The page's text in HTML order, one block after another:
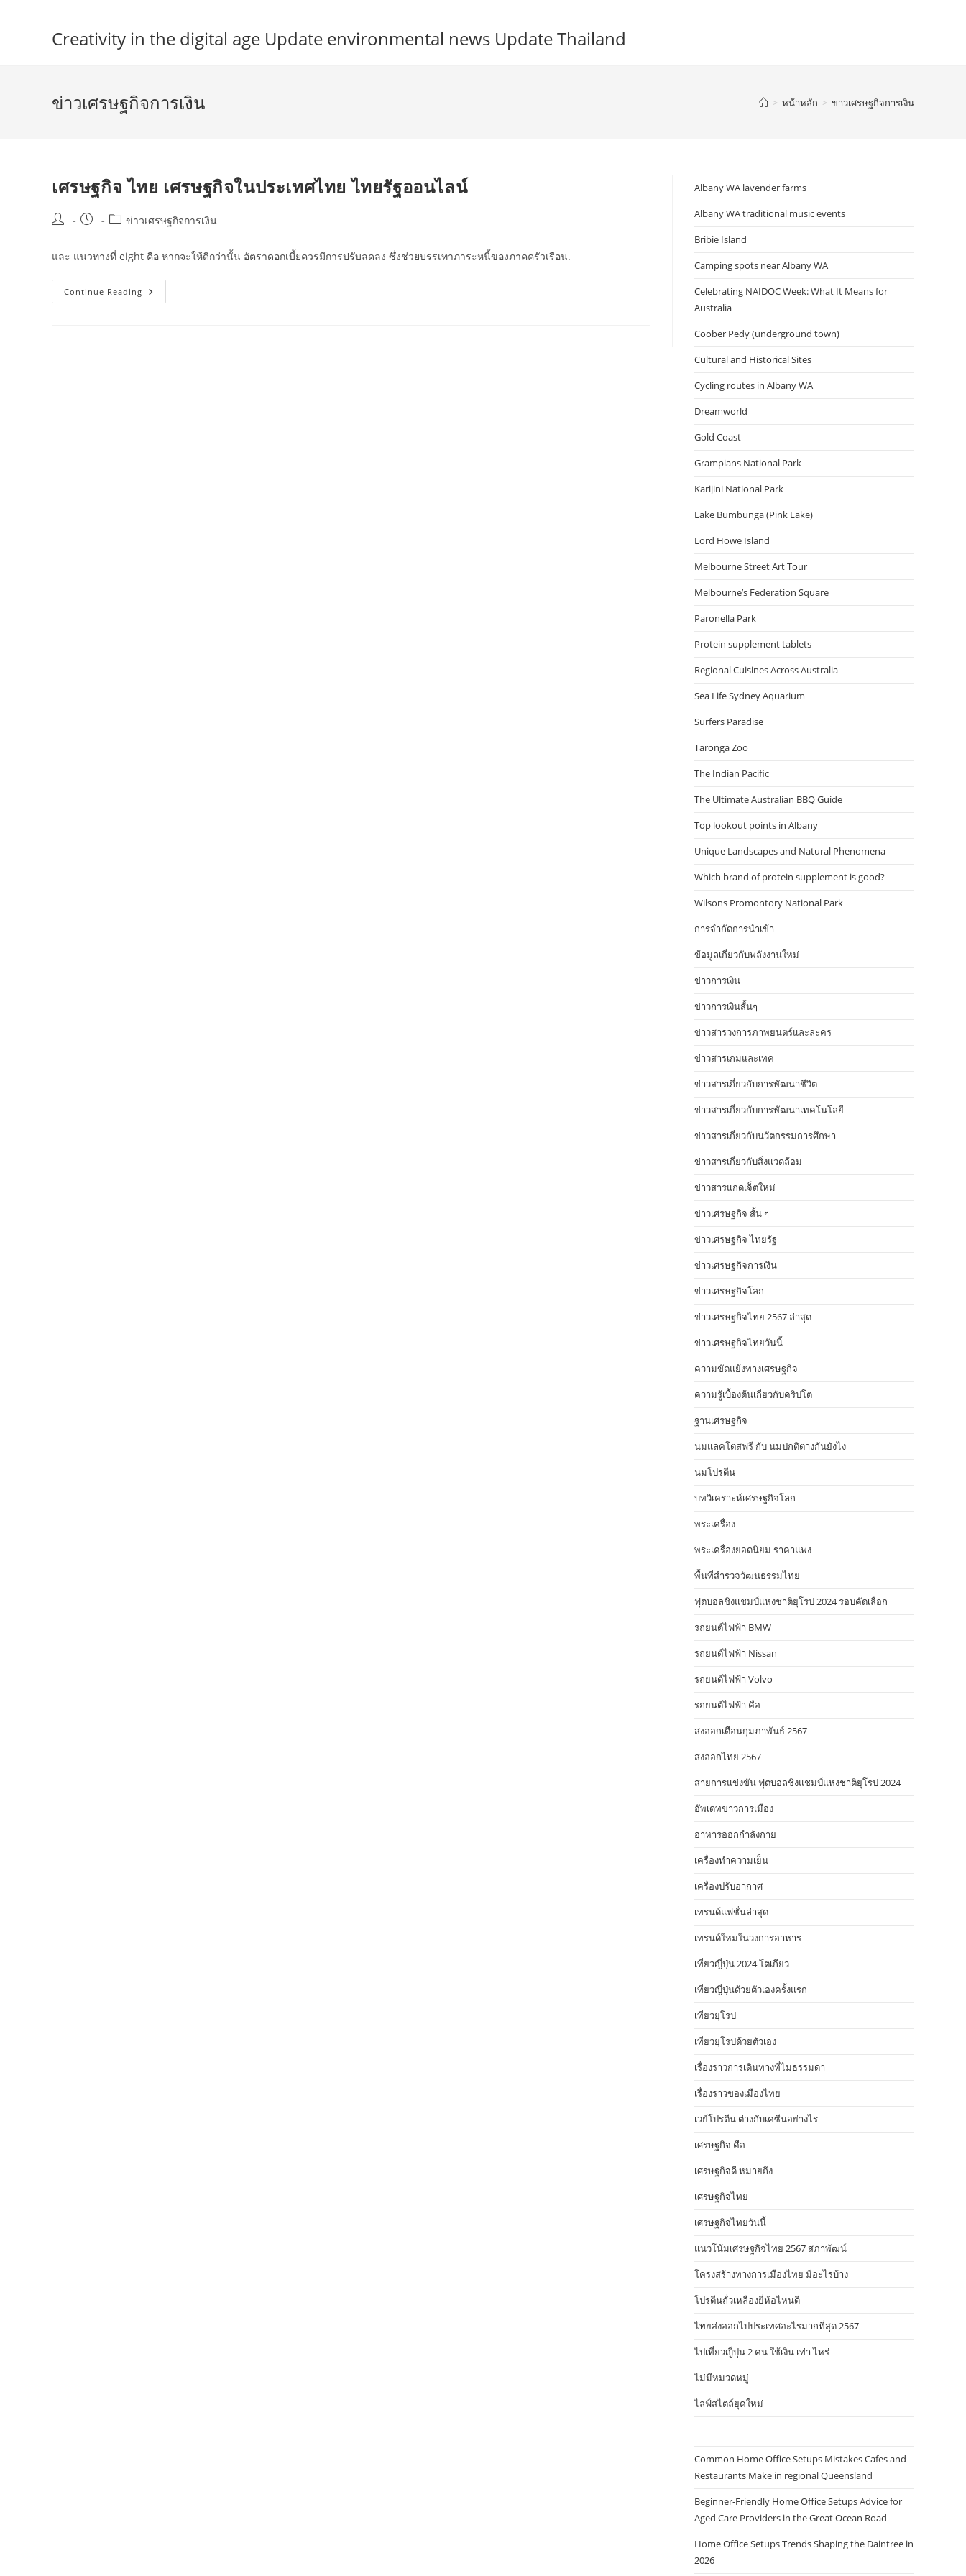
Creativity in the digital age Update environmental news Update Thailand
ข่าวเศรษฐกิจการเงิน > หน้าหลัก > ข่าวเศรษฐกิจการเงิน
เศรษฐกิจ ไทย เศรษฐกิจในประเทศไทย ไทยรัฐออนไลน์
Post
Post
Postข่าวเศรษฐกิจการเงิน
และ แนวทางที่ eight คือ หากจะให้ดีกว่านั้น อัตราดอกเบี้ยควรมีการปรับลดลง ซึ่งช่วยบรรเทาภาระหนี้ของภาคครัวเรือน.
Continue Reading เศรษฐกิจ
ไทย
Albany WA lavender farms
Albany WA traditional music events
Bribie Island
Camping spots near Albany WA
Celebrating NAIDOC Week: What It Means for
Australia
Coober Pedy (underground town)
Cultural and Historical Sites
Cycling routes in Albany WA
Dreamworld
Gold Coast
Grampians National Park
Karijini National Park
Lake Bumbunga (Pink Lake)
Lord Howe Island
Melbourne Street Art Tour
Melbourne’s Federation Square
Paronella Park
Protein supplement tablets
Regional Cuisines Across Australia
Sea Life Sydney Aquarium
Surfers Paradise
Taronga Zoo
The Indian Pacific
The Ultimate Australian BBQ Guide
Top lookout points in Albany
Unique Landscapes and Natural Phenomena
Which brand of protein supplement is good?
Wilsons Promontory National Park
การจำกัดการนำเข้า
ข้อมูลเกี่ยวกับพลังงานใหม่
ข่าวการเงิน
ข่าวการเงินสั้นๆ
ข่าวสารวงการภาพยนตร์และละคร
ข่าวสารเกมและเทค
ข่าวสารเกี่ยวกับการพัฒนาชีวิต
ข่าวสารเกี่ยวกับการพัฒนาเทคโนโลยี
ข่าวสารเกี่ยวกับนวัตกรรมการศึกษา
ข่าวสารเกี่ยวกับสิ่งแวดล้อม
ข่าวสารแกดเจ็ตใหม่
ข่าวเศรษฐกิจ สั้น ๆ
ข่าวเศรษฐกิจ ไทยรัฐ
ข่าวเศรษฐกิจการเงิน
ข่าวเศรษฐกิจโลก
ข่าวเศรษฐกิจไทย 2567 ล่าสุด
ข่าวเศรษฐกิจไทยวันนี้
ความขัดแย้งทางเศรษฐกิจ
ความรู้เบื้องต้นเกี่ยวกับคริปโต
ฐานเศรษฐกิจ
นมแลคโตสฟรี กับ นมปกติต่างกันยังไง
นมโปรตีน
บทวิเคราะห์เศรษฐกิจโลก
พระเครื่อง
พระเครื่องยอดนิยม ราคาแพง
พื้นที่สำรวจวัฒนธรรมไทย
ฟุตบอลชิงแชมป์แห่งชาติยุโรป 2024 รอบคัดเลือก
รถยนต์ไฟฟ้า BMW
รถยนต์ไฟฟ้า Nissan
รถยนต์ไฟฟ้า Volvo
รถยนต์ไฟฟ้า คือ
ส่งออกเดือนกุมภาพันธ์ 2567
ส่งออกไทย 2567
สายการแข่งขัน ฟุตบอลชิงแชมป์แห่งชาติยุโรป 2024
อัพเดทข่าวการเมือง
อาหารออกกําลังกาย
เครื่องทำความเย็น
เครื่องปรับอากาศ
เทรนด์แฟชั่นล่าสุด
เทรนด์ใหม่ในวงการอาหาร
เที่ยวญี่ปุ่น 2024 โตเกียว
เที่ยวญี่ปุ่นด้วยตัวเองครั้งแรก
เที่ยวยุโรป
เที่ยวยุโรปด้วยตัวเอง
เรื่องราวการเดินทางที่ไม่ธรรมดา
เรื่องราวของเมืองไทย
เวย์โปรตีน ต่างกับเคซีนอย่างไร
เศรษฐกิจ คือ
เศรษฐกิจดี หมายถึง
เศรษฐกิจไทย
เศรษฐกิจไทยวันนี้
แนวโน้มเศรษฐกิจไทย 2567 สภาพัฒน์
โครงสร้างทางการเมืองไทย มีอะไรบ้าง
โปรตีนถั่วเหลืองยี่ห้อไหนดี
ไทยส่งออกไปประเทศอะไรมากที่สุด 2567
ไปเที่ยวญี่ปุ่น 2 คน ใช้เงิน เท่า ไหร่
ไม่มีหมวดหมู่
ไลฟ์สไตล์ยุคใหม่
Common Home Office Setups Mistakes Cafes and
Restaurants Make in regional Queensland
Beginner-Friendly Home Office Setups Advice for
Aged Care Providers in the Great Ocean Road
Home Office Setups Trends Shaping the Daintree in
2026